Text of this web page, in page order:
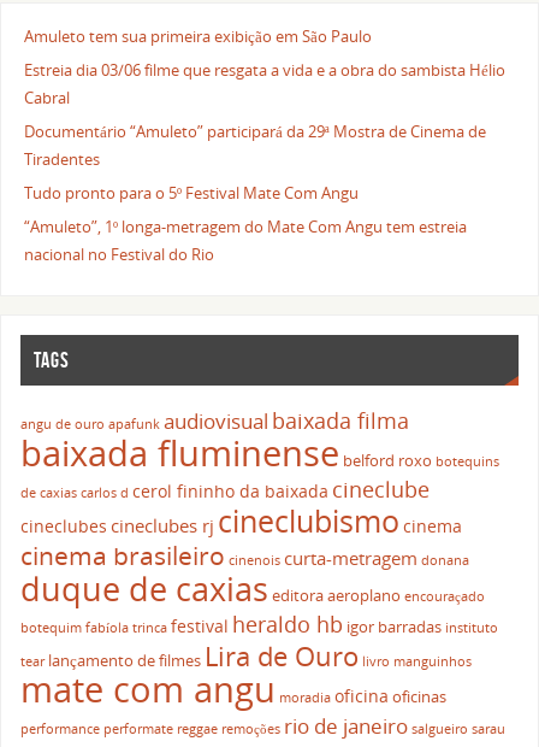
Amuleto tem sua primeira exibição em São Paulo
Estreia dia 03/06 filme que resgata a vida e a obra do sambista Hélio
Cabral
Documentário “Amuleto” participará da 29ª Mostra de Cinema de
Tiradentes
Tudo pronto para o 5º Festival Mate Com Angu
“Amuleto”, 1º longa-metragem do Mate Com Angu tem estreia
nacional no Festival do Rio
TAGS
angu de ouro apafunk audiovisual baixada filma
baixada fluminense belford roxo botequins
de caxias carlos d cerol fininho da baixada cineclube
cineclubes cineclubes rj cineclubismo cinema
cinema brasileiro cinenois curta-metragem donana
duque de caxias editora aeroplano encouraçado
botequim fabíola trinca festival heraldo hb igor barradas instituto
tear lançamento de filmes Lira de Ouro livro manguinhos
mate com angu moradia oficina oficinas
performance performate reggae remoções rio de janeiro salgueiro sarau